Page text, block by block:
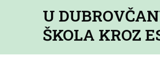
U
ŠKOLA KROZ